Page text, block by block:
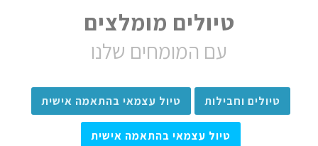
טיולים מומלצים
עם המומחים שלנו
טיולים וחבילות טיול עצמאי בהתאמה אישית
טיול עצמאי בהתאמה אישית